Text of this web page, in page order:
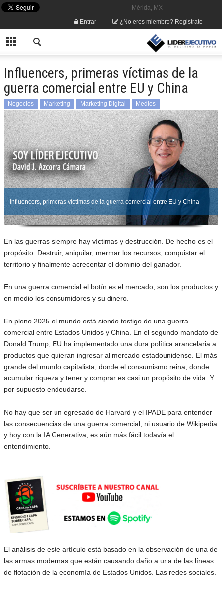
Mérida, MX
Entrar
¿No eres miembro? Registrate
Influencers, primeras víctimas de la
guerra comercial entre EU y China
Negocios Marketing Marketing Digital
Medios
David J Azcorra Cámara
Influencers, primeras víctimas de la guerra comercial entre EU y China
En las guerras siempre hay víctimas y destrucción. De hecho es el
propósito. Destruir, aniquilar, mermar los recursos, conquistar el
territorio y finalmente acrecentar el dominio del ganador.
En una guerra comercial el botín es el mercado, son los productos y
en medio los consumidores y su dinero.
En pleno 2025 el mundo está siendo testigo de una guerra
comercial entre Estados Unidos y China. En el segundo mandato de
Donald Trump, EU ha implementado una dura política arancelaria a
productos que quieran ingresar al mercado estadounidense. El más
grande del mundo capitalista, donde el consumismo reina, donde
acumular riqueza y tener y comprar es casi un propósito de vida. Y
por supuesto endeudarse.
No hay que ser un egresado de Harvard y el IPADE para entender
las consecuencias de una guerra comercial, ni usuario de Wikipedia
y hoy con la IA Generativa, es aún más fácil todavía el
entendimiento.
El análisis de este artículo está basado en la observación de una de
las armas modernas que están causando daño a una de las líneas
de flotación de la economía de Estados Unidos. Las redes sociales.